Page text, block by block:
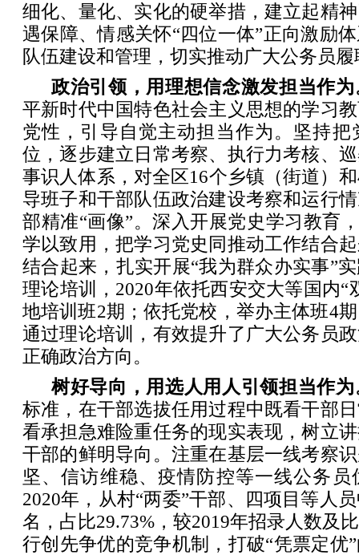
细化、量化、实化的硬举措，建立起精
遇保障、情感关怀“四位一体”正向激励
队伍建设和管理，切实推动广大公务员
政治引领，用理想信念激发担当作为
平新时代中国特色社会主义思想的学习
党性，引导自觉主动担当作为。坚持把
位，逐步建立日常考察、执行力考核、
事识人体系，对全区16个乡镇（街道）
导班子和干部队伍政治建设考察和运行
部精准“画像”。深入开展党史学习教育
学以致用，把学习党史同推动工作结合
结合起来，扎实开展“我为群众办实事”
理论培训，2020年依托西安交大等国内“
地培训班2期；依托党校，举办主体班4
通过理论培训，有效提升了广大公务员
正确政治方向。
树好导向，用选人用人引领担当作为
标准，在干部选拔任用过程中既看干部
看承担急难险重任务的现实表现，树立
干部的鲜明导向。注重在基层一线考察
坚、信访维稳、疫情防控等一线公务
2020年，从村“两委”干部、四项目等人
名，占比29.73%，较2019年招录人数及
行创先争优的竞争机制，打破“凭票定优